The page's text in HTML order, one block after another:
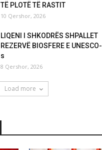
TË PLOTË TË RASTIT
10 Qershor, 2026
LIQENI I SHKODRËS SHPALLET
REZERVË BIOSFERE E UNESCO-
s
8 Qershor, 2026
Load more